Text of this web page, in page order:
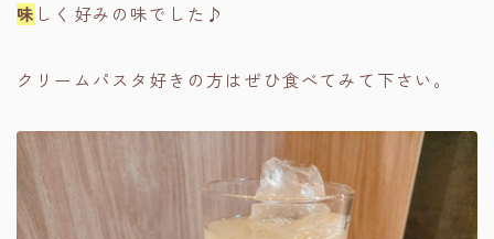
味 しく好みの味でした♪
クリームパスタ好きの方はぜひ食べてみて下さい。